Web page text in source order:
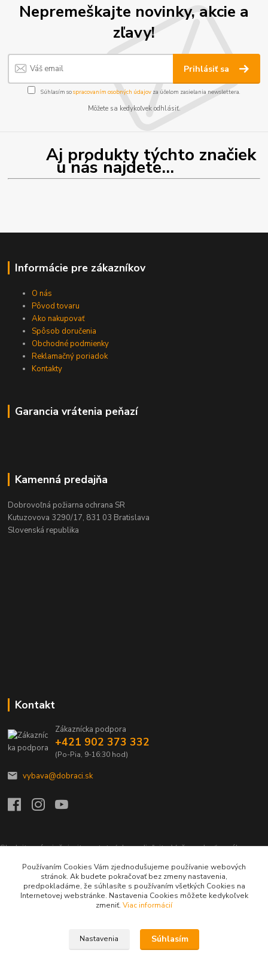
Nepremeškajte novinky, akcie a
zľavy!
Prihlásiť sa
Súhlasím sospracovaním osobných údajov za účelom zasielania newslettera.
Môžete sa kedykoľvek odhlásiť.
Aj produkty týchto značiek
u nás najdete...
Informácie pre zákazníkov
O nás
Pôvod tovaru
Ako nakupovať
Spôsob doručenia
Obchodné podmienky
Reklamačný poriadok
Kontakty
Garancia vrátenia peňazí
Kamenná predajňa
Dobrovoľná požiarna ochrana SR
Kutuzovova 3290/17, 831 03 Bratislava
Slovenská republika
Kontakt
Zákaznícka podpora
+421 902 373 332
(Po-Pia, 9-16:30 hod)
vybava@dobraci.sk
Sledujte nás, inšpirujte ostatných a zdieľajte Vašu radosť z nákupu a
Používaním Cookies Vám zjednodušujeme používanie webových
stránok. Ak budete pokračovať bez zmeny nastavenia,
predpokladáme, že súhlasíte s používaním všetkých Cookies na
Internetovej webstránke. Nastavenia Cookies môžete kedykoľvek
zmeniť. Viac informácií
Nastavenia Súhlasím